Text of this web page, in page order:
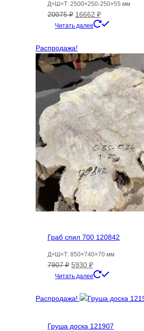
Д×Ш×Т: 2500×250-250×55 мм
20075₽ Первоначальная
цена
20075 ₽.
16662 ₽Текущая
цена:
Читать далее
Распродажа!
Граб спил 700 120842
Д×Ш×Т: 850×740×70 мм
7907₽ Первоначальная
цена
7907 ₽.
5930 ₽Текущая
цена:
Читать далее
Распродажа!
Груша доска 121907